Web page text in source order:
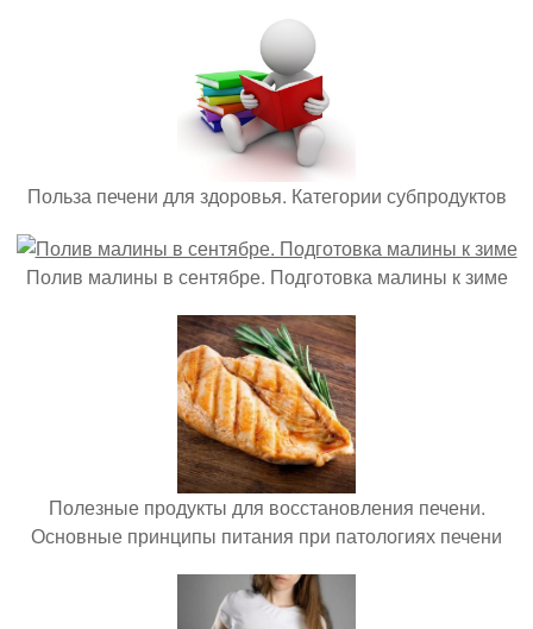
Польза печени для здоровья. Категории субпродуктов
Полив малины в сентябре. Подготовка малины к зиме
Полезные продукты для восстановления печени.
Основные принципы питания при патологиях печени